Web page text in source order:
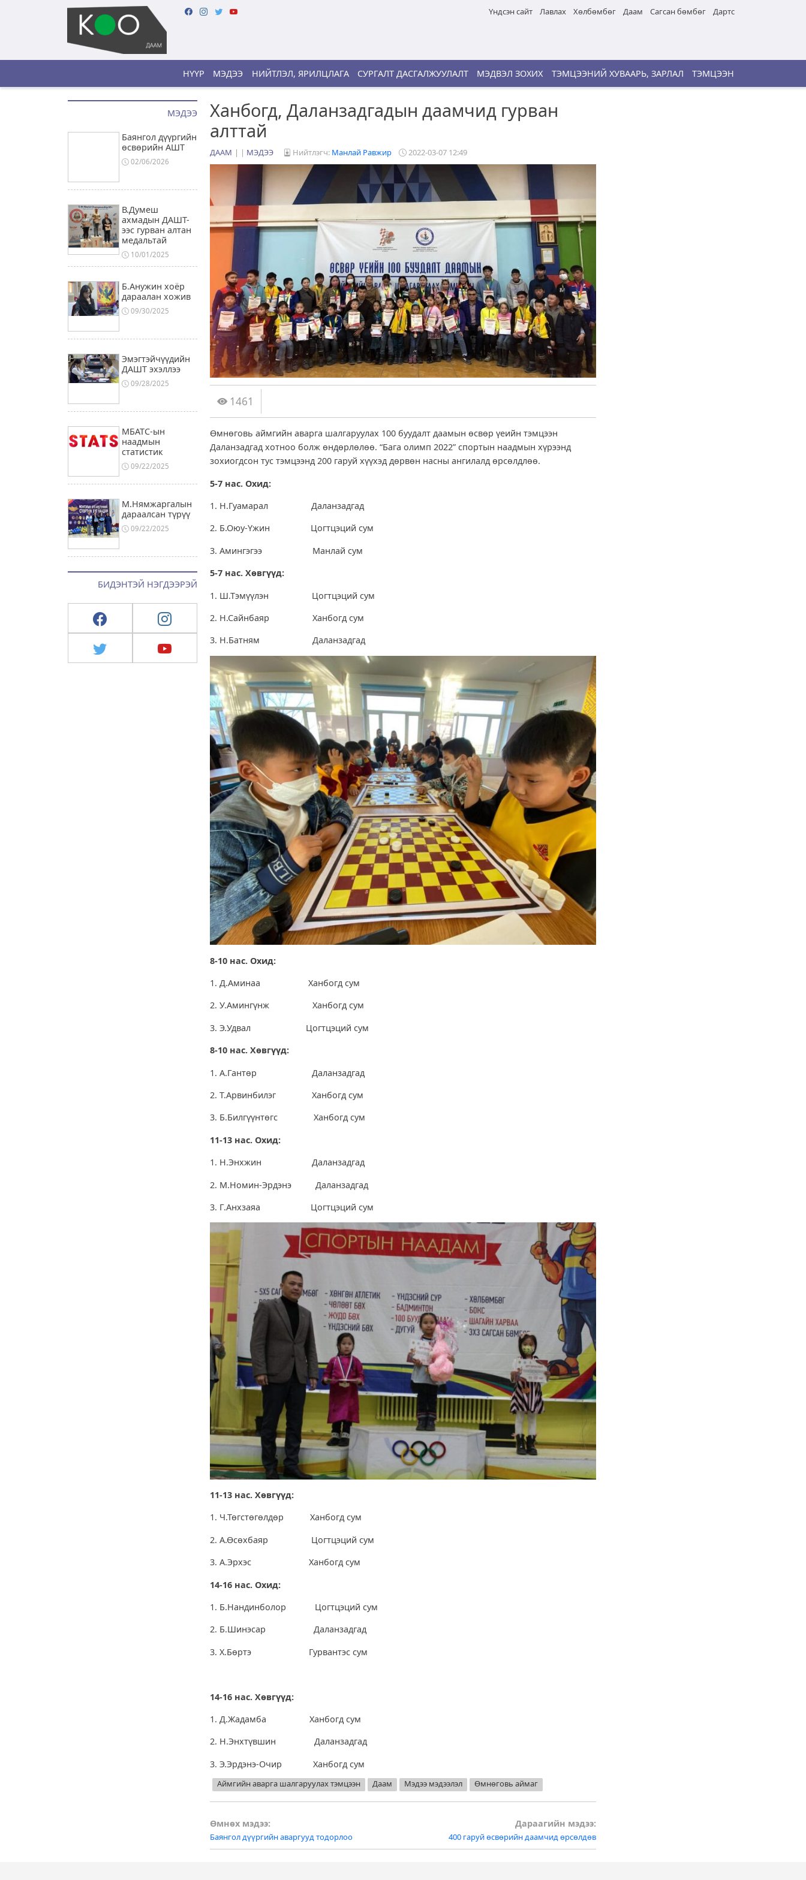
Үндсэн сайт Лавлах Хөлбөмбөг Даам Сагсан бөмбөг Дартс
НҮҮР МЭДЭЭ НИЙТЛЭЛ, ЯРИЛЦЛАГА СУРГАЛТ ДАСГАЛЖУУЛАЛТ МЭДВЭЛ ЗОХИХ ТЭМЦЭЭНИЙ ХУВААРЬ, ЗАРЛАЛ ТЭМЦЭЭН
МЭДЭЭ
Баянгол дүүргийн
өсвөрийн АШТ
02/06/2026
В.Думеш
ахмадын ДАШТ-
ээс гурван алтан
медальтай
10/01/2025
Б.Анужин хоёр
дараалан хожив
09/30/2025
Эмэгтэйчүүдийн
ДАШТ эхэллээ
09/28/2025
МБАТС-ын
наадмын
статистик
09/22/2025
М.Нямжаргалын
дараалсан түрүү
09/22/2025
БИДЭНТЭЙ НЭГДЭЭРЭЙ
Ханбогд, Даланзадгадын даамчид гурван
алттай
ДААМ | МЭДЭЭ Нийтлэгч: Манлай Равжир 2022-03-07 12:49
1461
Өмнөговь аймгийн аварга шалгаруулах 100 буудалт даамын өсвөр үеийн тэмцээн
Даланзадгад хотноо болж өндөрлөлөө. “Бага олимп 2022” спортын наадмын хүрээнд
зохиогдсон тус тэмцээнд 200 гаруй хүүхэд дөрвөн насны ангилалд өрсөлдлөө.
5-7 нас. Охид:
1. Н.Гуамарал Даланзадгад
2. Б.Оюу-Үжин Цогтцэций сум
3. Амингэгээ Манлай сум
5-7 нас. Хөвгүүд:
1. Ш.Тэмүүлэн Цогтцэций сум
2. Н.Сайнбаяр Ханбогд сум
3. Н.Батням Даланзадгад
8-10 нас. Охид:
1. Д.Аминаа Ханбогд сум
2. У.Амингүнж Ханбогд сум
3. Э.Удвал Цогтцэций сум
8-10 нас. Хөвгүүд:
1. А.Гантөр Даланзадгад
2. Т.Арвинбилэг Ханбогд сум
3. Б.Билгүүнтөгс Ханбогд сум
11-13 нас. Охид:
1. Н.Энхжин Даланзадгад
2. М.Номин-Эрдэнэ Даланзадгад
3. Г.Анхзаяа Цогтцэций сум
11-13 нас. Хөвгүүд:
1. Ч.Төгстөгөлдөр Ханбогд сум
2. А.Өсөхбаяр Цогтцэций сум
3. А.Эрхэс Ханбогд сум
14-16 нас. Охид:
1. Б.Нандинболор Цогтцэций сум
2. Б.Шинэсар Даланзадгад
3. Х.Бөртэ Гурвантэс сум
14-16 нас. Хөвгүүд:
1. Д.Жадамба Ханбогд сум
2. Н.Энхтүвшин Даланзадгад
3. Э.Эрдэнэ-Очир Ханбогд сум
Аймгийн аварга шалгаруулах тэмцээн Даам Мэдээ мэдээлэл Өмнөговь аймаг
Post
navigation
Өмнөх мэдээ:
Баянгол дүүргийн аваргууд тодорлоо
Дараагийн мэдээ:
400 гаруй өсвөрийн даамчид өрсөлдөв